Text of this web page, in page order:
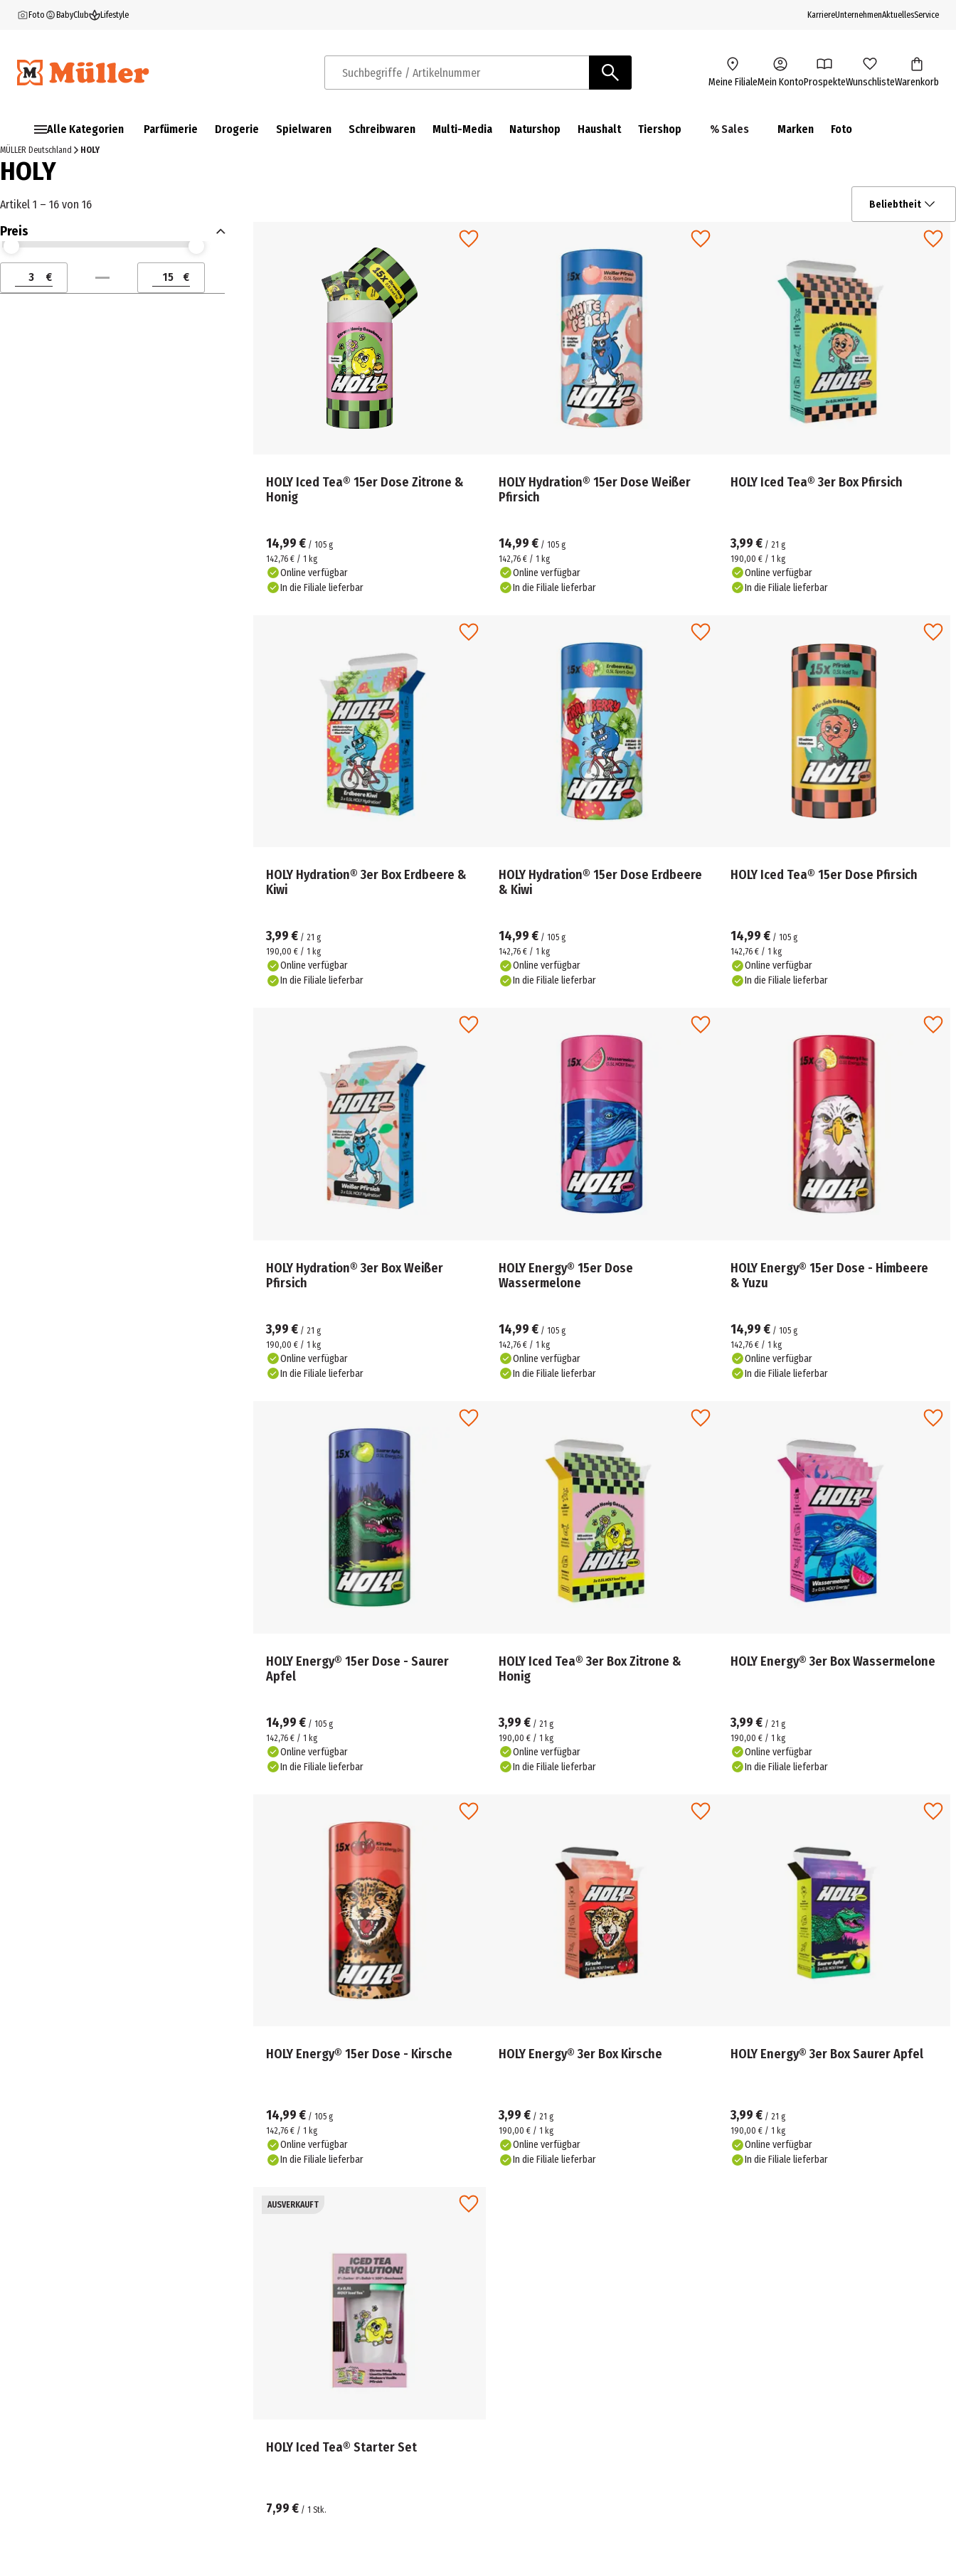
Foto BabyClub Lifestyle KarriereUnternehmenAktuellesService
Suchbegriffe / Artikelnummer Meine FilialeMein KontoProspekteWunschlisteWarenkorb
Alle Kategorien Parfümerie Drogerie Spielwaren Schreibwaren Multi-Media Naturshop Haushalt Tiershop % Sales Marken Foto
MÜLLER Deutschland HOLY
HOLY
Artikel 1 – 16 von 16 Beliebtheit
Preis
Preis (€) ab
Preis (€) bis
Preis (€) ab
€
Preis (€) bis
€
HOLY Iced Tea® 15er Dose Zitrone &
Honig
14,99 € / 105 g
142,76 € / 1 kg
Online verfügbar
In die Filiale lieferbar
HOLY Hydration® 15er Dose Weißer
Pfirsich
14,99 €/ 105 g
142,76 € / 1 kg
Online verfügbar
In die Filiale lieferbar
HOLY Iced Tea® 3er Box Pfirsich
3,99 € / 21 g
190,00 € / 1 kg
Online verfügbar
In die Filiale lieferbar
HOLY Hydration® 3er Box Erdbeere &
Kiwi
3,99 € / 21 g
190,00 € / 1 kg
Online verfügbar
In die Filiale lieferbar
HOLY Hydration® 15er Dose Erdbeere
& Kiwi
14,99 €/ 105 g
142,76 € / 1 kg
Online verfügbar
In die Filiale lieferbar
HOLY Iced Tea® 15er Dose Pfirsich
14,99 € / 105 g
142,76 € / 1 kg
Online verfügbar
In die Filiale lieferbar
HOLY Hydration® 3er Box Weißer
Pfirsich
3,99 € / 21 g
190,00 € / 1 kg
Online verfügbar
In die Filiale lieferbar
HOLY Energy® 15er Dose
Wassermelone
14,99 €/ 105 g
142,76 € / 1 kg
Online verfügbar
In die Filiale lieferbar
HOLY Energy® 15er Dose - Himbeere
& Yuzu
14,99 € / 105 g
142,76 € / 1 kg
Online verfügbar
In die Filiale lieferbar
HOLY Energy® 15er Dose - Saurer
Apfel
14,99 € / 105 g
142,76 € / 1 kg
Online verfügbar
In die Filiale lieferbar
HOLY Iced Tea® 3er Box Zitrone &
Honig
3,99 €/ 21 g
190,00 € / 1 kg
Online verfügbar
In die Filiale lieferbar
HOLY Energy® 3er Box Wassermelone
3,99 € / 21 g
190,00 € / 1 kg
Online verfügbar
In die Filiale lieferbar
HOLY Energy® 15er Dose - Kirsche
14,99 € / 105 g
142,76 € / 1 kg
Online verfügbar
In die Filiale lieferbar
HOLY Energy® 3er Box Kirsche
3,99 €/ 21 g
190,00 € / 1 kg
Online verfügbar
In die Filiale lieferbar
HOLY Energy® 3er Box Saurer Apfel
3,99 € /21 g
190,00 € / 1 kg
Online verfügbar
In die Filiale lieferbar
AUSVERKAUFT
HOLY Iced Tea® Starter Set
7,99 € / 1 Stk.